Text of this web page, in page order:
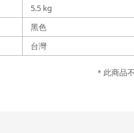
5.5 kg
黑色
台灣
＊此商品